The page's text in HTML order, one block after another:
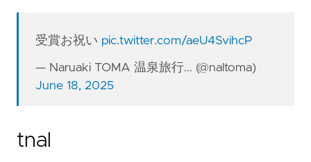
受賞お祝い pic.twitter.com/aeU4SvihcP
— Naruaki TOMA 温泉旅行... (@naltoma)
June 18, 2025
tnal